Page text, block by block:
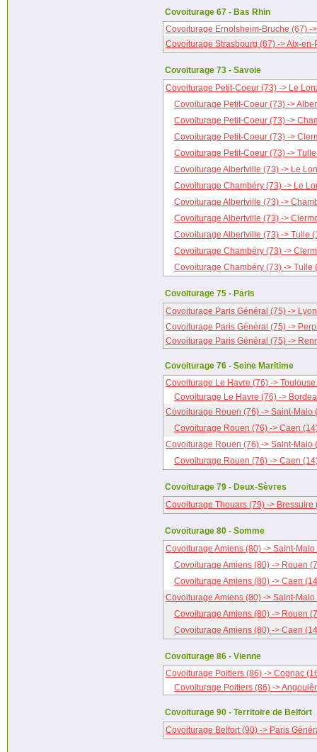
Covoiturage 67 - Bas Rhin
Covoiturage Ernolsheim-Bruche (67) -
Covoiturage Strasbourg (67) -> Aix-
Covoiturage 73 - Savoie
Covoiturage Petit-Coeur (73) -> Le
Covoiturage Petit-Coeur (73) ->
Covoiturage Petit-Coeur (73) ->
Covoiturage Petit-Coeur (73) ->
Covoiturage Petit-Coeur (73) ->
Covoiturage Albertville (73) -> Le
Covoiturage Chambéry (73) -> Le
Covoiturage Albertville (73) ->
Covoiturage Albertville (73) ->
Covoiturage Albertville (73) -> Tulle
Covoiturage Chambéry (73) ->
Covoiturage Chambéry (73) -> Tulle
Covoiturage 75 - Paris
Covoiturage Paris Général (75) ->
Covoiturage Paris Général (75) ->
Covoiturage Paris Général (75) ->
Covoiturage 76 - Seine Maritime
Covoiturage Le Havre (76) ->
Covoiturage Le Havre (76) ->
Covoiturage Rouen (76) -> Saint-Malo
Covoiturage Rouen (76) -> Caen
Covoiturage Rouen (76) -> Saint-Malo
Covoiturage Rouen (76) -> Caen
Covoiturage 79 - Deux-Sèvres
Covoiturage Thouars (79) -> Bressuire
Covoiturage 80 - Somme
Covoiturage Amiens (80) -> Saint-Malo
Covoiturage Amiens (80) -> Rouen
Covoiturage Amiens (80) -> Caen
Covoiturage Amiens (80) -> Saint-Malo
Covoiturage Amiens (80) -> Rouen
Covoiturage Amiens (80) -> Caen
Covoiturage 86 - Vienne
Covoiturage Poitiers (86) -> Cognac
Covoiturage Poitiers (86) ->
Covoiturage 90 - Territoire de Belfort
Covoiturage Belfort (90) -> Paris